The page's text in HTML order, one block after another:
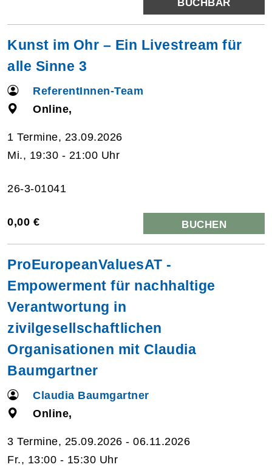
BUCHBAR
Kunst im Ohr – Ein Livestream für
alle Sinne 3
ReferentInnen-Team
Online,
1 Termine, 23.09.2026
Mi., 19:30 - 21:00 Uhr
26-3-01041
0,00 € BUCHEN
ProEuropeanValuesAT -
Empowerment für nachhaltige
Verantwortung in
zivilgesellschaftlichen
Organisationen mit Claudia
Baumgartner
Claudia Baumgartner
Online,
3 Termine, 25.09.2026 - 06.11.2026
Fr., 13:00 - 15:30 Uhr